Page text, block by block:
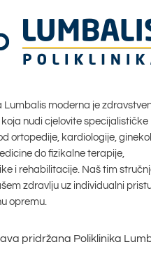
Lumbalis moderna je
nudi cjelovite specijalističke
ortopedije, kardiologije,
do fizikalne terapije,
i rehabilitacije. Naš tim
zdravlju uz individualni
opremu.
pridržana Poliklinika